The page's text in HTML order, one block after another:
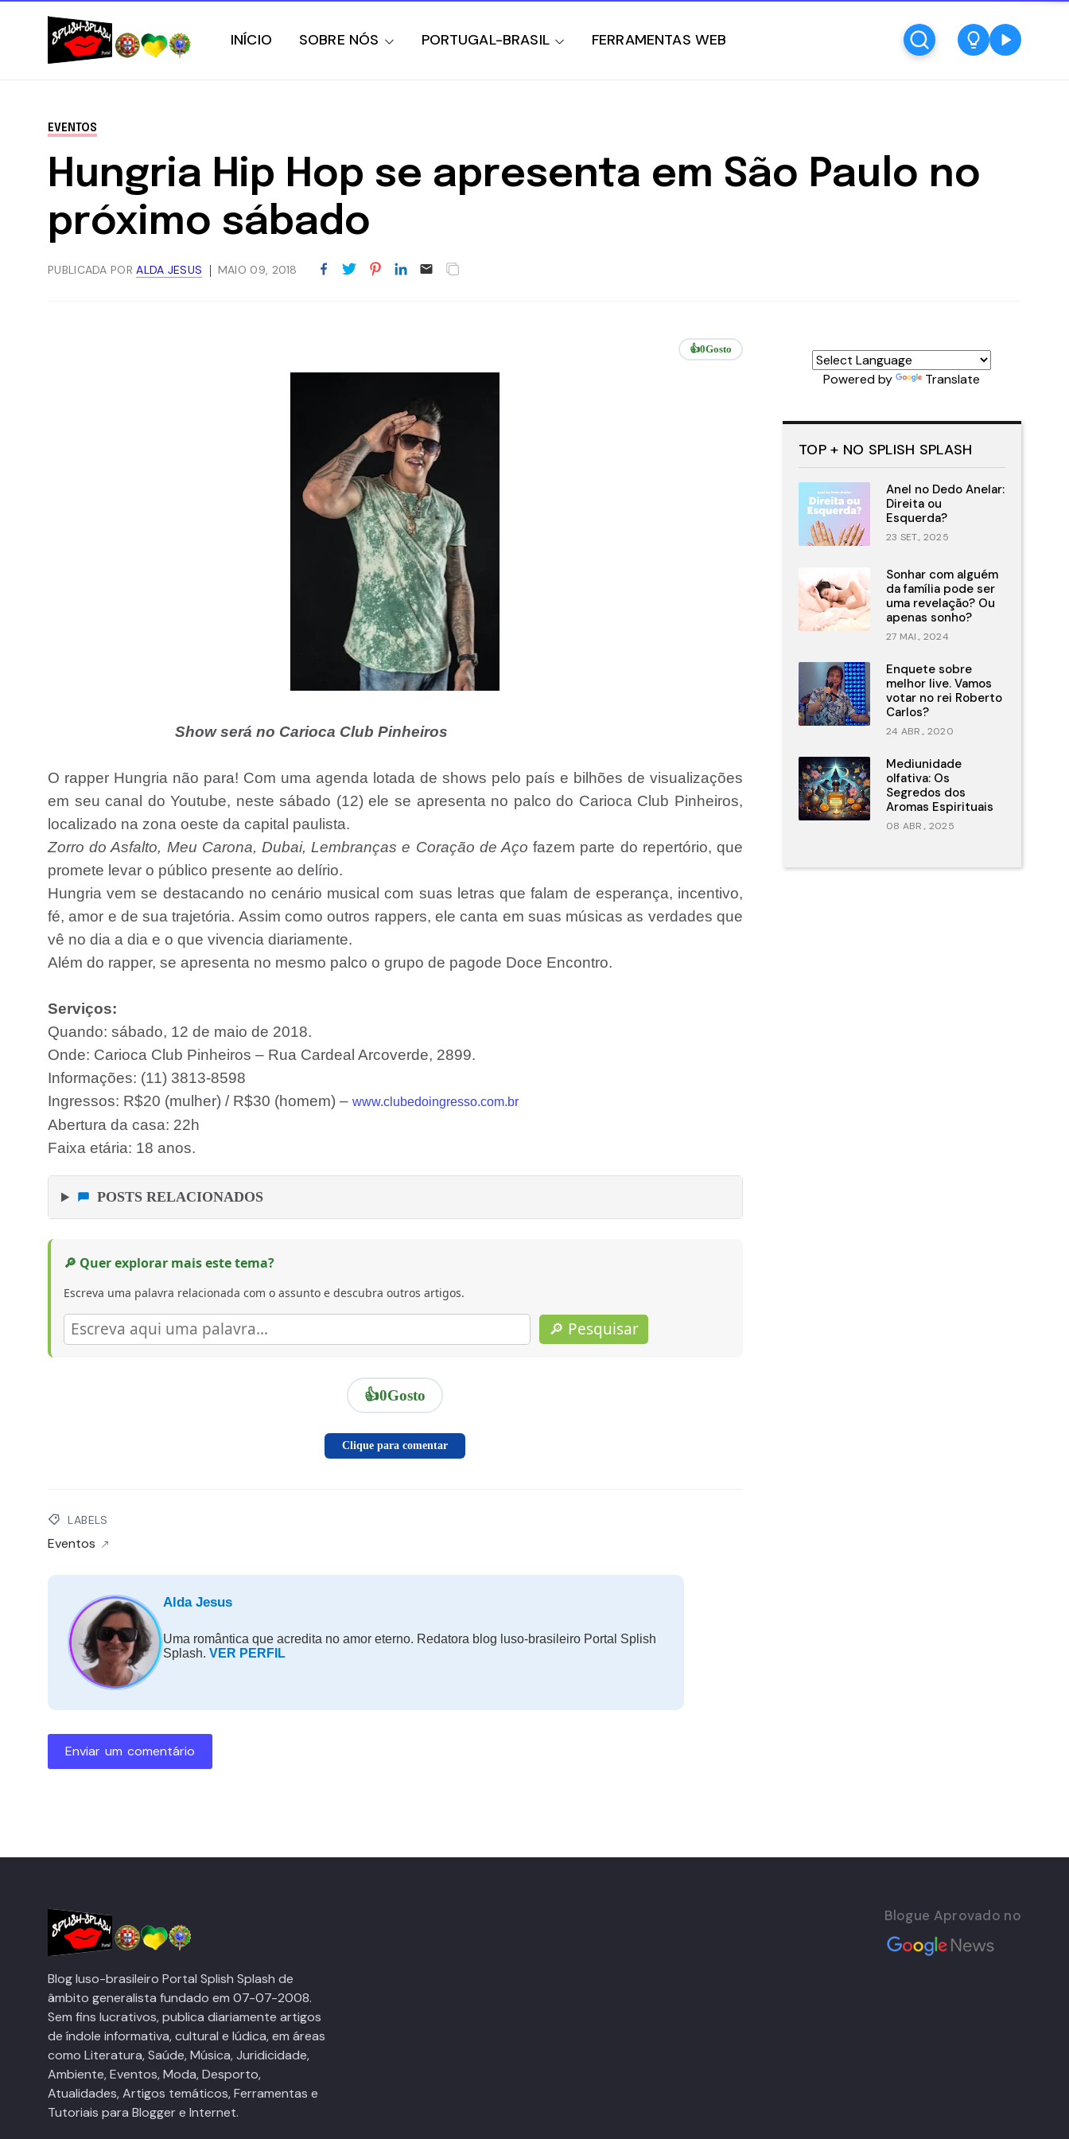
INÍCIO SOBRE NÓS PORTUGAL-BRASIL FERRAMENTAS WEB
EVENTOS
Hungria Hip Hop se apresenta em São Paulo no
próximo sábado
PUBLICADA PORALDA JESUS MAIO 09, 2018
👍0Gosto
Show será no Carioca Club Pinheiros
O rapper Hungria não para! Com uma agenda lotada de shows pelo país e bilhões de visualizações
em seu canal do Youtube, neste sábado (12) ele se apresenta no palco do Carioca Club Pinheiros,
localizado na zona oeste da capital paulista.
Zorro do Asfalto, Meu Carona, Dubai, Lembranças e Coração de Aço fazem parte do repertório, que
promete levar o público presente ao delírio.
Hungria vem se destacando no cenário musical com suas letras que falam de esperança, incentivo,
fé, amor e de sua trajetória. Assim como outros rappers, ele canta em suas músicas as verdades que
vê no dia a dia e o que vivencia diariamente.
Além do rapper, se apresenta no mesmo palco o grupo de pagode Doce Encontro.
Serviços:
Quando: sábado, 12 de maio de 2018.
Onde: Carioca Club Pinheiros – Rua Cardeal Arcoverde, 2899.
Informações: (11) 3813-8598
Ingressos: R$20 (mulher) / R$30 (homem) – www.clubedoingresso.com.br
Abertura da casa: 22h
Faixa etária: 18 anos.
POSTS RELACIONADOS
🔎 Quer explorar mais este tema?
Escreva uma palavra relacionada com o assunto e descubra outros artigos.
🔎 Pesquisar
👍0Gosto
Clique para comentar
LABELS
Eventos
Alda Jesus
Uma romântica que acredita no amor eterno. Redatora blog luso-brasileiro Portal Splish
Splash. VER PERFIL
Enviar um comentário
Powered by Translate
TOP + NO SPLISH SPLASH
Anel no Dedo Anelar:
Direita ou
Esquerda?
23 SET., 2025
Sonhar com alguém
da família pode ser
uma revelação? Ou
apenas sonho?
27 MAI., 2024
Enquete sobre
melhor live. Vamos
votar no rei Roberto
Carlos?
24 ABR., 2020
Mediunidade
olfativa: Os
Segredos dos
Aromas Espirituais
08 ABR., 2025
Blog luso-brasileiro Portal Splish Splash de
âmbito generalista fundado em 07-07-2008.
Sem fins lucrativos, publica diariamente artigos
de índole informativa, cultural e lúdica, em áreas
como Literatura, Saúde, Música, Juridicidade,
Ambiente, Eventos, Moda, Desporto,
Atualidades, Artigos temáticos, Ferramentas e
Tutoriais para Blogger e Internet.
Blogue Aprovado no